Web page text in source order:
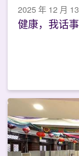
2025 年 12 月
健康，我话